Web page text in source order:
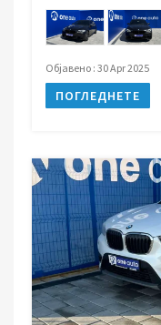
Објавено : 30 Apr 2025
ПОГЛЕДНЕТЕ